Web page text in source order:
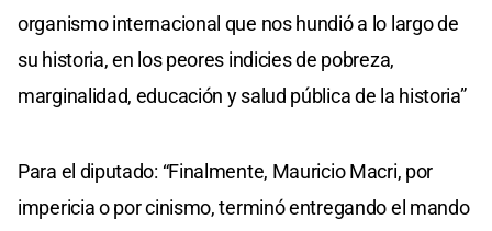
organismo internacional que nos hundió a lo largo de
su historia, en los peores indicies de pobreza,
marginalidad, educación y salud pública de la historia”
Para el diputado: “Finalmente, Mauricio Macri, por
impericia o por cinismo, terminó entregando el mando